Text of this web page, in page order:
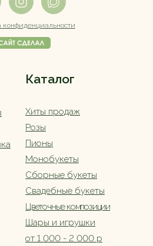
Каталог
конфиденциальности
Сборные букеты
Свадебные букеты
Хиты продаж
Монобукеты
Цветочные композиции
Шары и игрушки
от 1 000 - 2 000 р
Розы
Пионы